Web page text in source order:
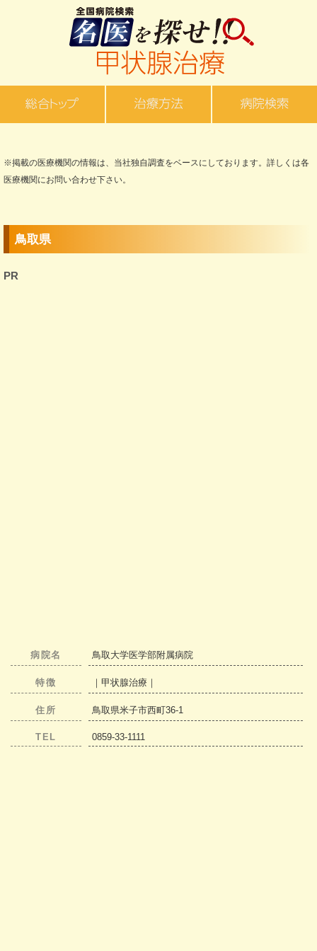
※掲載の医療機関の情報は、当社独自調査をベースにしております。詳しくは各
医療機関にお問い合わせ下さい。
鳥取県
PR
病院名 鳥取大学医学部附属病院
特徴 ｜甲状腺治療｜
住所 鳥取県米子市西町36-1
TEL 0859-33-1111